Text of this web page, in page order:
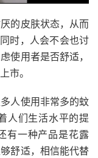
的皮肤状态，从而
时，人会不会也讨
使用者是否舒适，
市。
人使用非常多的蚊
人们生活水平的提
有一种产品是花露
舒适，相信能代替